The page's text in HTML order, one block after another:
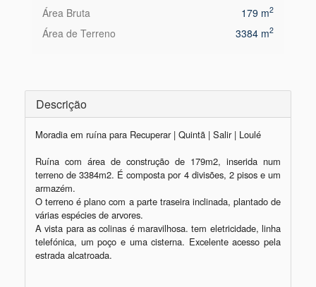
Área Bruta 179 m2
Área de Terreno 3384 m2
Descrição
Moradia em ruína para Recuperar | Quintã | Salir | Loulé
Ruína com área de construção de 179m2, inserida num
terreno de 3384m2. É composta por 4 divisões, 2 pisos e um
armazém.
O terreno é plano com a parte traseira inclinada, plantado de
várias espécies de arvores.
A vista para as colinas é maravilhosa. tem eletricidade, linha
telefónica, um poço e uma cisterna. Excelente acesso pela
estrada alcatroada.